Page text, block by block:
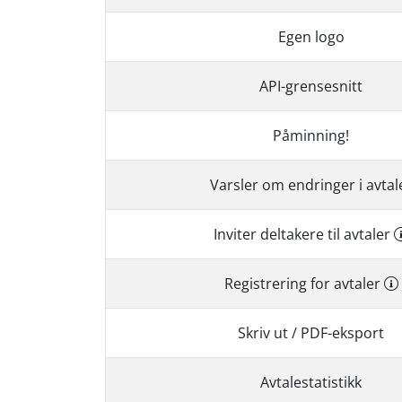
Egen logo
API-grensesnitt
Påminning!
Varsler om endringer i
Inviter deltakere til avtaler
Registrering for avtaler
Skriv ut / PDF-eksport
Avtalestatistikk